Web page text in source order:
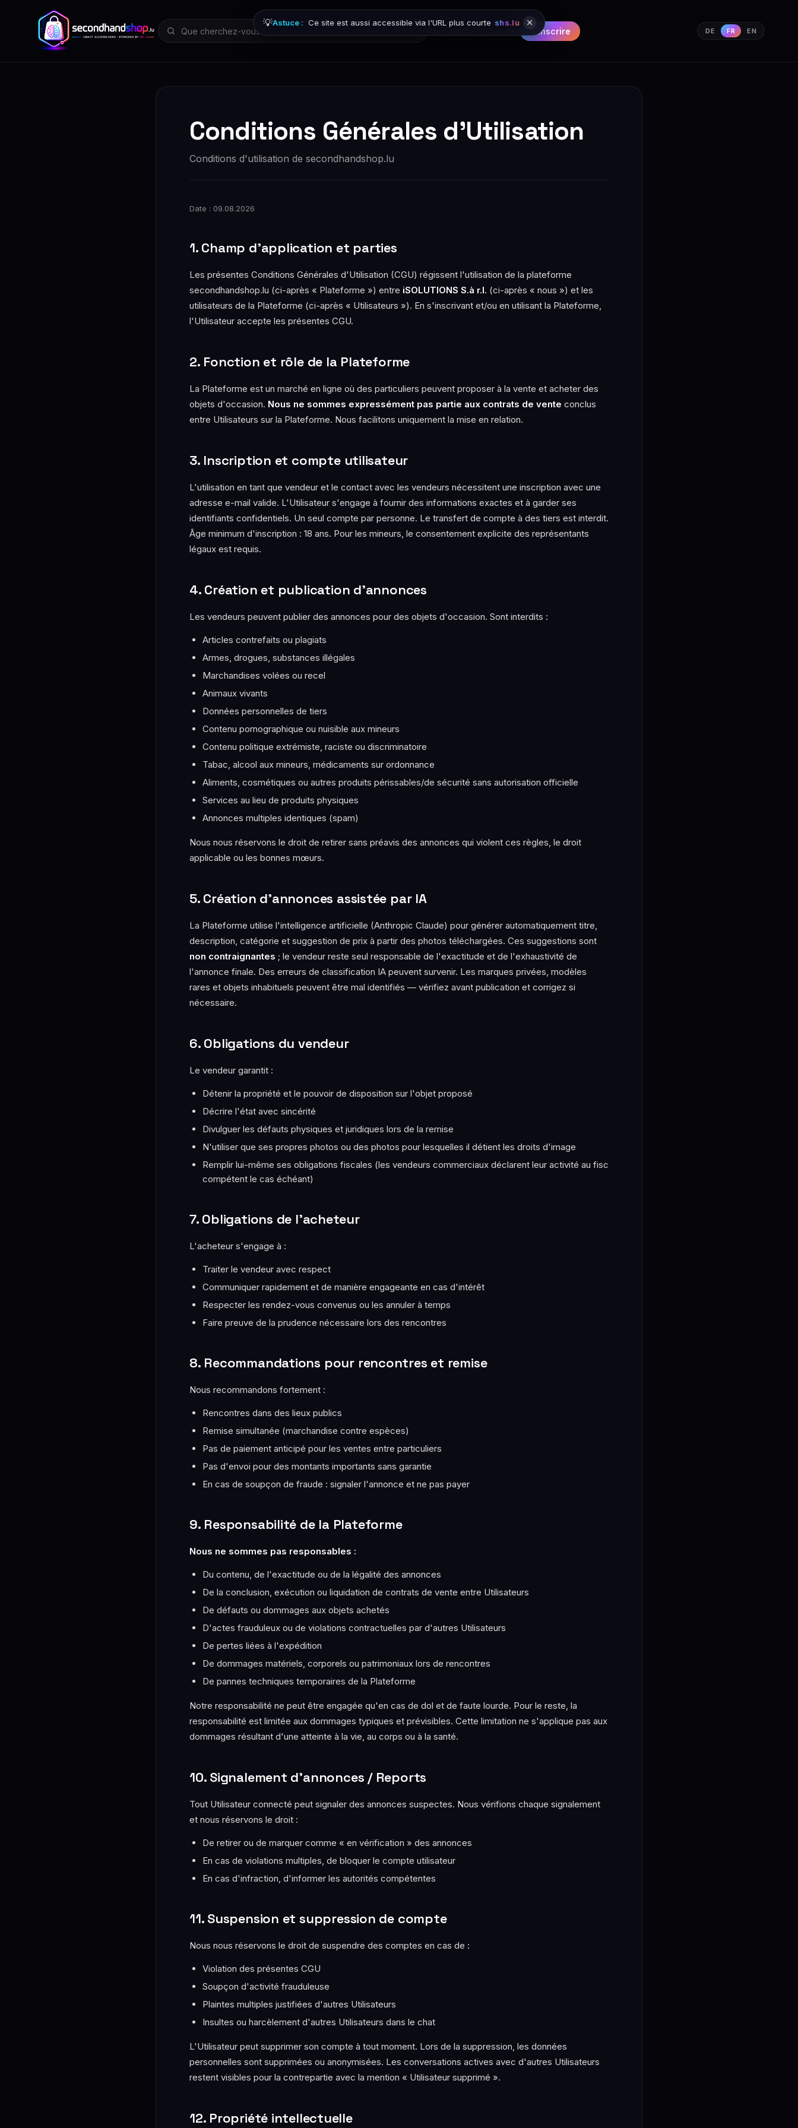
S'inscrire DE FR EN
💡Astuce : Ce site est aussi accessible via l'URL plus courte shs.lu
Conditions Générales d'Utilisation
Conditions d'utilisation de secondhandshop.lu
Date : 09.08.2026
1. Champ d'application et parties
Les présentes Conditions Générales d'Utilisation (CGU) régissent l'utilisation de la plateforme
secondhandshop.lu (ci-après « Plateforme ») entre iSOLUTIONS S.à r.l. (ci-après « nous ») et les
utilisateurs de la Plateforme (ci-après « Utilisateurs »). En s'inscrivant et/ou en utilisant la Plateforme,
l'Utilisateur accepte les présentes CGU.
2. Fonction et rôle de la Plateforme
La Plateforme est un marché en ligne où des particuliers peuvent proposer à la vente et acheter des
objets d'occasion. Nous ne sommes expressément pas partie aux contrats de vente conclus
entre Utilisateurs sur la Plateforme. Nous facilitons uniquement la mise en relation.
3. Inscription et compte utilisateur
L'utilisation en tant que vendeur et le contact avec les vendeurs nécessitent une inscription avec une
adresse e-mail valide. L'Utilisateur s'engage à fournir des informations exactes et à garder ses
identifiants confidentiels. Un seul compte par personne. Le transfert de compte à des tiers est interdit.
Âge minimum d'inscription : 18 ans. Pour les mineurs, le consentement explicite des représentants
légaux est requis.
4. Création et publication d'annonces
Les vendeurs peuvent publier des annonces pour des objets d'occasion. Sont interdits :
Articles contrefaits ou plagiats
Armes, drogues, substances illégales
Marchandises volées ou recel
Animaux vivants
Données personnelles de tiers
Contenu pornographique ou nuisible aux mineurs
Contenu politique extrémiste, raciste ou discriminatoire
Tabac, alcool aux mineurs, médicaments sur ordonnance
Aliments, cosmétiques ou autres produits périssables/de sécurité sans autorisation officielle
Services au lieu de produits physiques
Annonces multiples identiques (spam)
Nous nous réservons le droit de retirer sans préavis des annonces qui violent ces règles, le droit
applicable ou les bonnes mœurs.
5. Création d'annonces assistée par IA
La Plateforme utilise l'intelligence artificielle (Anthropic Claude) pour générer automatiquement titre,
description, catégorie et suggestion de prix à partir des photos téléchargées. Ces suggestions sont
non contraignantes ; le vendeur reste seul responsable de l'exactitude et de l'exhaustivité de
l'annonce finale. Des erreurs de classification IA peuvent survenir. Les marques privées, modèles
rares et objets inhabituels peuvent être mal identifiés — vérifiez avant publication et corrigez si
nécessaire.
6. Obligations du vendeur
Le vendeur garantit :
Détenir la propriété et le pouvoir de disposition sur l'objet proposé
Décrire l'état avec sincérité
Divulguer les défauts physiques et juridiques lors de la remise
N'utiliser que ses propres photos ou des photos pour lesquelles il détient les droits d'image
Remplir lui-même ses obligations fiscales (les vendeurs commerciaux déclarent leur activité au fisc
compétent le cas échéant)
7. Obligations de l'acheteur
L'acheteur s'engage à :
Traiter le vendeur avec respect
Communiquer rapidement et de manière engageante en cas d'intérêt
Respecter les rendez-vous convenus ou les annuler à temps
Faire preuve de la prudence nécessaire lors des rencontres
8. Recommandations pour rencontres et remise
Nous recommandons fortement :
Rencontres dans des lieux publics
Remise simultanée (marchandise contre espèces)
Pas de paiement anticipé pour les ventes entre particuliers
Pas d'envoi pour des montants importants sans garantie
En cas de soupçon de fraude : signaler l'annonce et ne pas payer
9. Responsabilité de la Plateforme
Nous ne sommes pas responsables :
Du contenu, de l'exactitude ou de la légalité des annonces
De la conclusion, exécution ou liquidation de contrats de vente entre Utilisateurs
De défauts ou dommages aux objets achetés
D'actes frauduleux ou de violations contractuelles par d'autres Utilisateurs
De pertes liées à l'expédition
De dommages matériels, corporels ou patrimoniaux lors de rencontres
De pannes techniques temporaires de la Plateforme
Notre responsabilité ne peut être engagée qu'en cas de dol et de faute lourde. Pour le reste, la
responsabilité est limitée aux dommages typiques et prévisibles. Cette limitation ne s'applique pas aux
dommages résultant d'une atteinte à la vie, au corps ou à la santé.
10. Signalement d'annonces / Reports
Tout Utilisateur connecté peut signaler des annonces suspectes. Nous vérifions chaque signalement
et nous réservons le droit :
De retirer ou de marquer comme « en vérification » des annonces
En cas de violations multiples, de bloquer le compte utilisateur
En cas d'infraction, d'informer les autorités compétentes
11. Suspension et suppression de compte
Nous nous réservons le droit de suspendre des comptes en cas de :
Violation des présentes CGU
Soupçon d'activité frauduleuse
Plaintes multiples justifiées d'autres Utilisateurs
Insultes ou harcèlement d'autres Utilisateurs dans le chat
L'Utilisateur peut supprimer son compte à tout moment. Lors de la suppression, les données
personnelles sont supprimées ou anonymisées. Les conversations actives avec d'autres Utilisateurs
restent visibles pour la contrepartie avec la mention « Utilisateur supprimé ».
12. Propriété intellectuelle